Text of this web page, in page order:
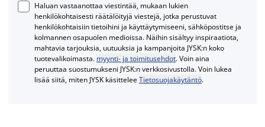
Haluan vastaanottaa viestintää, mukaan lukien
henkilökohtaisesti räätälöityjä viestejä, jotka perustuvat
henkilökohtaisiin tietoihini ja käyttäytymiseeni, sähköpostitse ja
kolmannen osapuolen medioissa. Näihin sisältyy inspiraatiota,
mahtavia tarjouksia, uutuuksia ja kampanjoita JYSK:n koko
tuotevalikoimasta. myynti- ja toimitusehdot. Voin aina
peruuttaa suostumukseni JYSK:n verkkosivustolla. Voin lukea
lisää siitä, miten JYSK käsitteleeTietosuojakäytäntö.